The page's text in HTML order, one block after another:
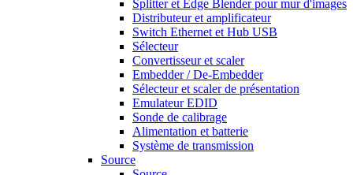
Splitter et Edge Blender pour mur d'images
Distributeur et amplificateur
Switch Ethernet et Hub USB
Sélecteur
Convertisseur et scaler
Embedder / De-Embedder
Sélecteur et scaler de présentation
Emulateur EDID
Sonde de calibrage
Alimentation et batterie
Système de transmission
Source